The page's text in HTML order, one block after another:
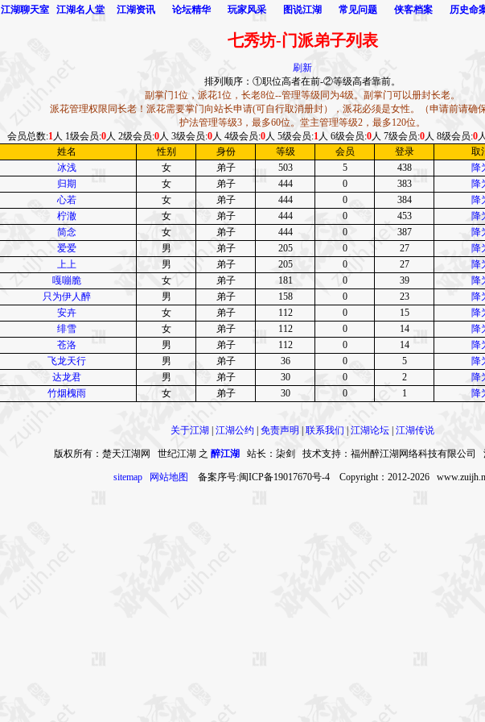
江湖聊天室 江湖名人堂 江湖资讯 论坛精华 玩家风采 图说江湖 常见问题 侠客档案 历史命
七秀坊-门派弟子列表
刷新
排列顺序：①职位高者在前-②等级高者靠前。
副掌门1位，派花1位，长老8位--管理等级同为4级。副掌门可以册封长老。
派花管理权限同长老！派花需要掌门向站长申请(可自行取消册封），派花必须是女性。（申请前请确
护法管理等级3，最多60位。堂主管理等级2，最多120位。
会员总数:1 人 1级会员:0人 2级会员:0人 3级会员:0人 4级会员:0人 5级会员:1 人 6级会员:0人 7级会员:0人 8级会员:0
姓名
性别 身份 等级 会员 登录 取
冰浅
女 弟子 503 5 438 降
归期
女 弟子 444 0 383 降
心若
女 弟子 444 0 384 降
柠澈
女 弟子 444 0 453 降
简念
女 弟子 444 0 387 降
爱爱
男 弟子 205 0 27 降
上上
男 弟子 205 0 27 降
嘎嘣脆
女 弟子 181 0 39 降
只为伊人醉
男 弟子 158 0 23 降
安卉
女 弟子 112 0 15 降
绯雪
女 弟子 112 0 14 降
苍洛
男 弟子 112 0 14 降
飞龙天行
男 弟子 36 0 5 降
达龙君
男 弟子 30 0 2 降
竹烟槐雨
女 弟子 30 0 1 降
关于江湖 | 江湖公约 | 免责声明 | 联系我们 | 江湖论坛 | 江湖传说
版权所有：楚天江湖网 世纪江湖 之 醉江湖 站长：柒剑 技术支持：福州醉江湖网络科技有限公司
sitemap 网站地图 备案序号:闽ICP备19017670号-4 Copyright：2012-2026